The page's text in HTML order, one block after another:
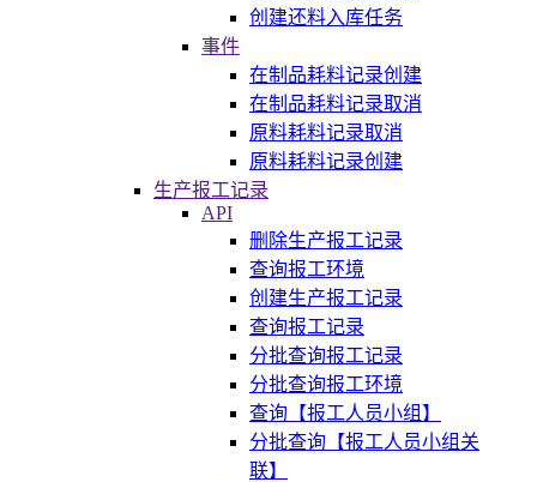
创建还料入库任务
事件
在制品耗料记录创建
在制品耗料记录取消
原料耗料记录取消
原料耗料记录创建
生产报工记录
API
删除生产报工记录
查询报工环境
创建生产报工记录
查询报工记录
分批查询报工记录
分批查询报工环境
查询【报工人员小组】
分批查询【报工人员小组关
联】